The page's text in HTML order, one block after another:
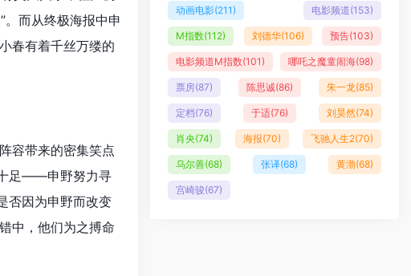
而从终极海报中申
春有着千丝万缕的
容带来的密集笑点
十足——申野努力寻
否因为申野而改变
中，他们为之搏命
动画电影(211) 电影频道(153)
M指数(112) 刘德华(106) 预告(103)
电影频道M指数(101) 哪吒之魔童闹海(98)
票房(87) 陈思诚(86) 朱一龙(85)
定档(76) 于适(76) 刘昊然(74)
肖央(74) 海报(70) 飞驰人生2(70)
乌尔善(68) 张译(68) 黄渤(68)
宫崎骏(67)